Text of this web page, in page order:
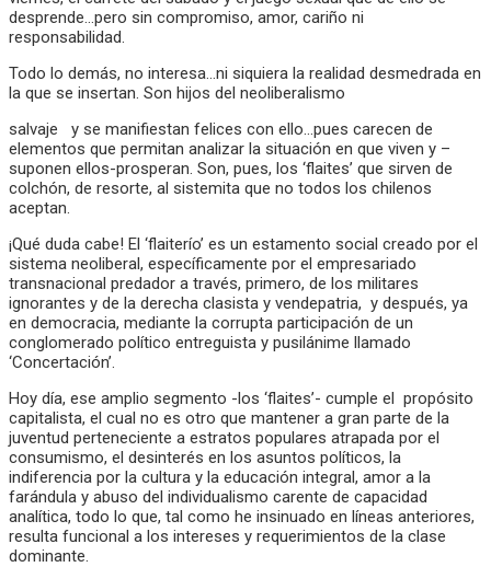
desprende…pero sin compromiso, amor, cariño ni
responsabilidad.
Todo lo demás, no interesa…ni siquiera la realidad desmedrada en
la que se insertan. Son hijos del neoliberalismo
salvaje y se manifiestan felices con ello…pues carecen de
elementos que permitan analizar la situación en que viven y –
suponen ellos-prosperan. Son, pues, los ‘flaites’ que sirven de
colchón, de resorte, al sistemita que no todos los chilenos
aceptan.
¡Qué duda cabe! El ‘flaiterío’ es un estamento social creado por el
sistema neoliberal, específicamente por el empresariado
transnacional predador a través, primero, de los militares
ignorantes y de la derecha clasista y vendepatria, y después, ya
en democracia, mediante la corrupta participación de un
conglomerado político entreguista y pusilánime llamado
‘Concertación’.
Hoy día, ese amplio segmento -los ‘flaites’- cumple el propósito
capitalista, el cual no es otro que mantener a gran parte de la
juventud perteneciente a estratos populares atrapada por el
consumismo, el desinterés en los asuntos políticos, la
indiferencia por la cultura y la educación integral, amor a la
farándula y abuso del individualismo carente de capacidad
analítica, todo lo que, tal como he insinuado en líneas anteriores,
resulta funcional a los intereses y requerimientos de la clase
dominante.